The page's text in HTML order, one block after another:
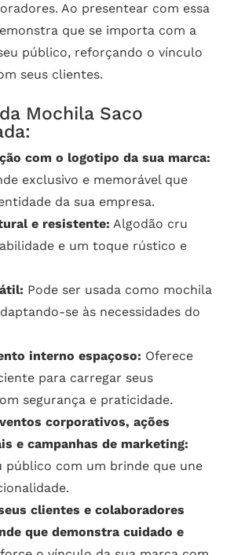
Ao presentear com essa
que se importa com a
público, reforçando o vínculo
seus clientes.
Mochila Saco
com o logotipo da sua marca:
exclusivo e memorável que
da sua empresa.
e resistente: Algodão cru
e um toque rústico e
Pode ser usada como mochila
se às necessidades do
interno espaçoso: Oferece
para carregar seus
segurança e praticidade.
corporativos, ações
e campanhas de marketing:
público com um brinde que une
clientes e colaboradores
que demonstra cuidado e